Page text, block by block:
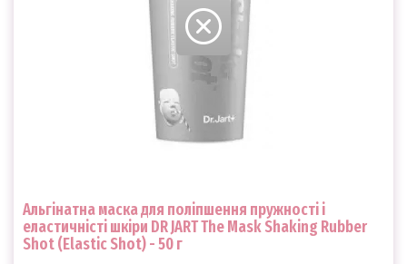
Альгінатна маска для поліпшення пружності і
еластичністі шкіри DR JART The Mask Shaking Rubber
Shot (Elastic Shot) - 50 г